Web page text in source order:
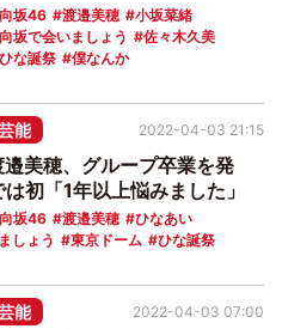
坂46 渡邉美穂
小坂菜緒
坂で会いましょう
佐々木久美
ひな誕祭 僕なんか
能
美穂、グループ卒業を発
初「1年以上悩みました」
坂46 渡邉美穂
ひなあい
しょう
東京ドーム
ひな誕祭
2022-04-03 21:15
能 2022-04-03 07:00